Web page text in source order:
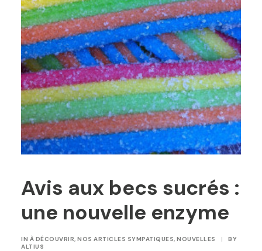
SEARCH
Avis aux becs sucrés :
une nouvelle enzyme
IN À DÉCOUVRIR, NOS ARTICLES SYMPATIQUES, NOUVELLES |
BY
ALTIUS